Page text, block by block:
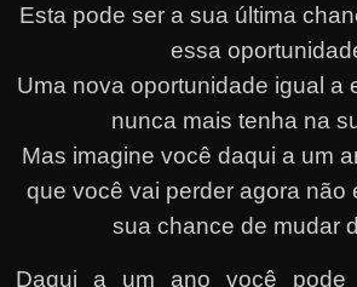
Esta pode ser a sua última
essa
Uma nova oportunidade igual a
nunca mais tenha na
Mas imagine você daqui a um
que você vai perder agora não
sua chance de mudar
Daqui a um ano você pode